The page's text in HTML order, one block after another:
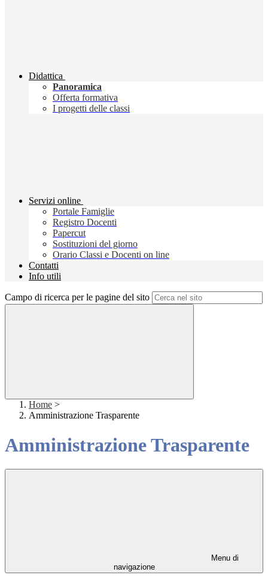
Didattica
Panoramica
Offerta formativa
I progetti delle classi
Servizi online
Portale Famiglie
Registro Docenti
Papercut
Sostituzioni del giorno
Orario Classi e Docenti on line
Contatti
Info utili
Campo di ricerca per le pagine del sito
Home >
Amministrazione Trasparente
Amministrazione Trasparente
Menu di
navigazione